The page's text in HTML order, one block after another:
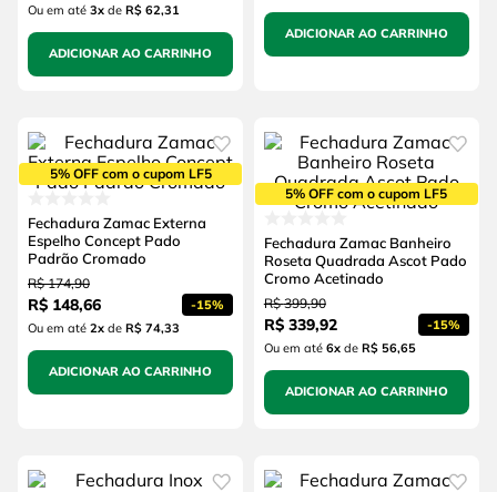
Ou em até 3xde R$ 62,31
ADICIONAR AO CARRINHO
ADICIONAR AO CARRINHO
5% OFF com o cupom LF5
Fechadura Zamac Externa
Espelho Concept Pado
Padrão Cromado
R$ 174,90
R$ 148,66 -15%
Ou em até 2xde R$ 74,33
ADICIONAR AO CARRINHO
5% OFF com o cupom LF5
Fechadura Zamac Banheiro
Roseta Quadrada Ascot Pado
Cromo Acetinado
R$ 399,90
R$ 339,92 -15%
Ou em até 6xde R$ 56,65
ADICIONAR AO CARRINHO